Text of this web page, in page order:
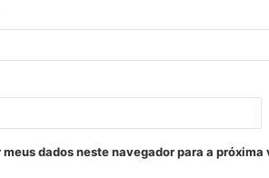
dados neste navegador para a próxima